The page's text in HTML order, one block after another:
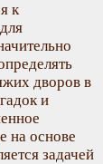
к
дворов в
и
на основе
задачей